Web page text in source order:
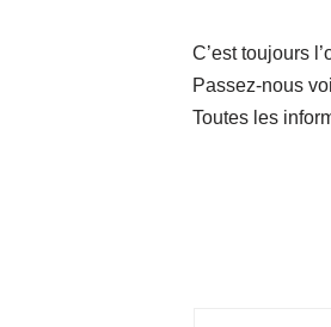
C’est toujours
Passez-nous
Toutes les